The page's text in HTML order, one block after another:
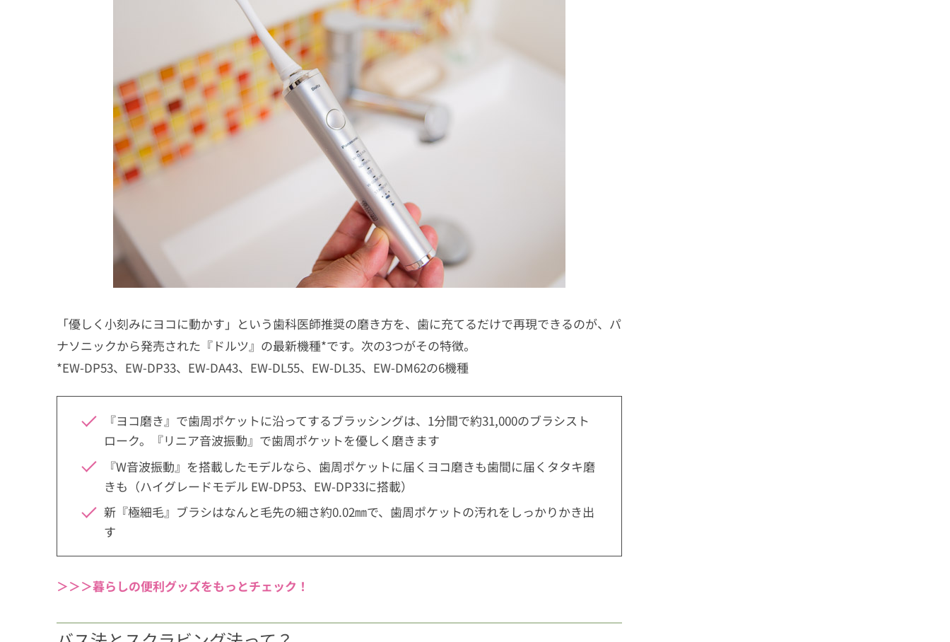
「優しく小刻みにヨコに動かす」という歯科医師推奨の磨き方を、歯に充てるだけで再現できるのが、パ
ナソニックから発売された『ドルツ』の最新機種*です。次の3つがその特徴。
*EW-DP53、EW-DP33、EW-DA43、EW-DL55、EW-DL35、EW-DM62の6機種
『ヨコ磨き』で歯周ポケットに沿ってするブラッシングは、1分間で約31,000のブラシスト
ローク。『リニア音波振動』で歯周ポケットを優しく磨きます
『W音波振動』を搭載したモデルなら、歯周ポケットに届くヨコ磨きも歯間に届くタタキ磨
きも（ハイグレードモデル EW-DP53、EW-DP33に搭載）
新『極細毛』ブラシはなんと毛先の細さ約0.02㎜で、歯周ポケットの汚れをしっかりかき出
す
＞＞＞暮らしの便利グッズをもっとチェック！